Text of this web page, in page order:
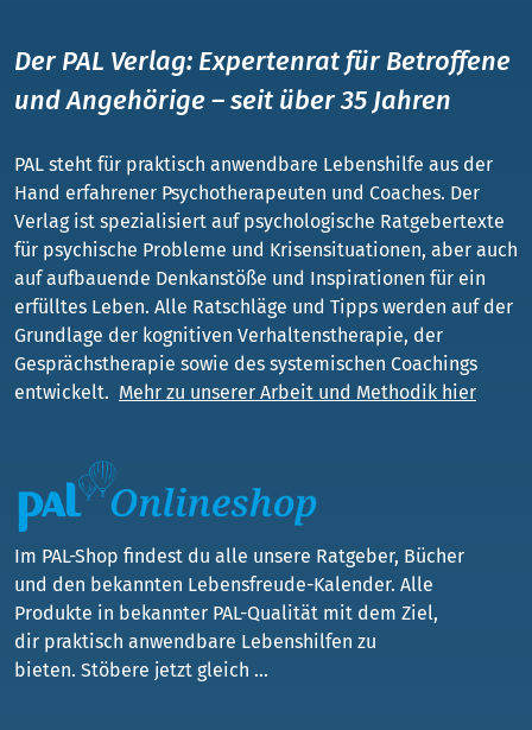
Der PAL Verlag: Expertenrat für Betroffene
und Angehörige – seit über 35 Jahren
PAL steht für praktisch anwendbare Lebenshilfe aus der
Hand erfahrener Psychotherapeuten und Coaches. Der
Verlag ist spezialisiert auf psychologische Ratgebertexte
für psychische Probleme und Krisensituationen, aber auch
auf aufbauende Denkanstöße und Inspirationen für ein
erfülltes Leben. Alle Ratschläge und Tipps werden auf der
Grundlage der kognitiven Verhaltenstherapie, der
Gesprächstherapie sowie des systemischen Coachings
entwickelt. Mehr zu unserer Arbeit und Methodik hier
Im PAL-Shop findest du alle unsere Ratgeber, Bücher
und den bekannten Lebensfreude-Kalender. Alle
Produkte in bekannter PAL-Qualität mit dem Ziel,
dir praktisch anwendbare Lebenshilfen zu
bieten. Stöbere jetzt gleich ...